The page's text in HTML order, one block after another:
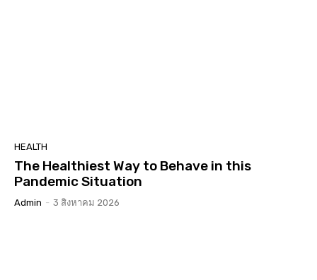
HEALTH
The Healthiest Way to Behave in this
Pandemic Situation
Admin - 3 สิงหาคม 2026